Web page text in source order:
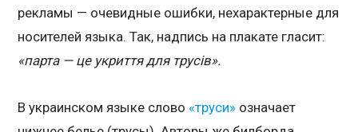
рекламы — очевидные ошибки, нехарактерные для
носителей языка. Так, надпись на плакате гласит:
«парта — це укриття для трусів».
В украинском языке слово «труси» означает